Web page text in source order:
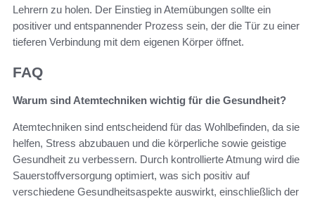
Lehrern zu holen. Der Einstieg in Atemübungen sollte ein
positiver und entspannender Prozess sein, der die Tür zu einer
tieferen Verbindung mit dem eigenen Körper öffnet.
FAQ
Warum sind Atemtechniken wichtig für die Gesundheit?
Atemtechniken sind entscheidend für das Wohlbefinden, da sie
helfen, Stress abzubauen und die körperliche sowie geistige
Gesundheit zu verbessern. Durch kontrollierte Atmung wird die
Sauerstoffversorgung optimiert, was sich positiv auf
verschiedene Gesundheitsaspekte auswirkt, einschließlich der